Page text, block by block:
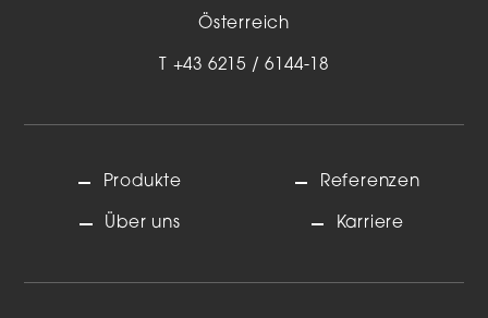
Österreich
T +43 6215 / 6144-18
Produkte
Über uns
Referenzen
Karriere